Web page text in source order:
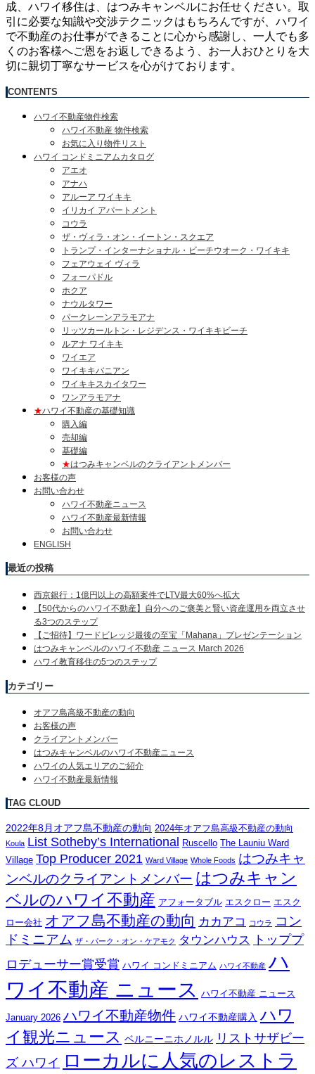
成、ハワイ移住は、はつみキャンベルにお任せください。取
引に必要な知識や交渉テクニックはもちろんですが、ハワイ
で不動産のお仕事ができることに心から感謝し、一人でも多
くのお客様へご恩をお返しできるよう、お一人おひとりを大
切に親切丁寧なサービスを心がけております。
CONTENTS
ハワイ不動産物件検索
ハワイ不動産 物件検索
お気に入り物件リスト
ハワイ コンドミニアムカタログ
アエオ
アナハ
アルーア ワイキキ
イリカイ アパートメント
コウラ
ザ・ヴィラ・オン・イートン・スクエア
トランプ・インターナショナル・ビーチウオーク・ワイキキ
フェアウェイ ヴィラ
フォーパドル
ホクア
ナウルタワー
パークレーンアラモアナ
リッツカールトン・レジデンス・ワイキキビーチ
ルアナ ワイキキ
ワイエア
ワイキキバニアン
ワイキキスカイタワー
ワンアラモアナ
★ハワイ不動産の基礎知識
購入編
売却編
基礎編
★はつみキャンベルのクライアントメンバー
お客様の声
お問い合わせ
ハワイ不動産ニュース
ハワイ不動産最新情報
お問い合わせ
ENGLISH
最近の投稿
西京銀行：1億円以上の高額案件でLTV最大60%へ拡大
【50代からのハワイ不動産】自分へのご褒美と賢い資産運用を両立させ
る3つのステップ
【ご招待】ワードビレッジ最後の至宝「Mahana」プレゼンテーション
はつみキャンベルのハワイ不動産 ニュース March 2026
ハワイ教育移住の5つのステップ
カテゴリー
オアフ島高級不動産の動向
お客様の声
クライアントメンバー
はつみキャンベルのハワイ不動産ニュース
ハワイの人気エリアのご紹介
ハワイ不動産最新情報
TAG CLOUD
2022年8月オアフ島不動産の動向 2024年オアフ島高級不動産の動向
Koula List Sotheby’s International Ruscello The Launiu Ward
Village Top Producer 2021 Ward Village Whole Foods はつみキャ
ンベルのクライアントメンバー はつみキャン
ベルのハワイ不動産 アフォータブル エスクロー エスク
ロー会社 オアフ島不動産の動向 カカアコ コウラ
コン
ドミニアム ザ・パーク・オン・ケアモク タウンハウス
トッププ
ロデューサー賞受賞 ハワイ コンドミニアム ハワイ不動産 ハ
ワイ不動産 ニュース
ハワイ不動産 ニュース
January 2026 ハワイ不動産物件 ハワイ不動産購入 ハワ
イ観光ニュース ベルニーニホノルル リストサザビー
ズ ハワイ ローカルに人気のレストラ